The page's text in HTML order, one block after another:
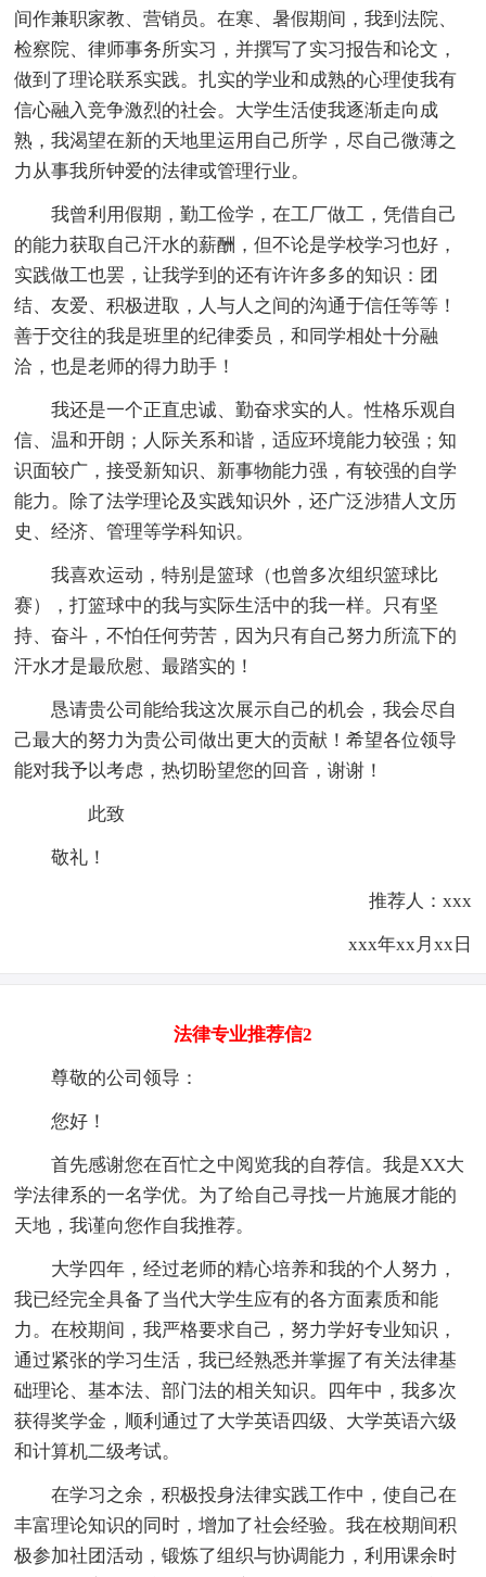
间作兼职家教、营销员。在寒、暑假期间，我到法院、
检察院、律师事务所实习，并撰写了实习报告和论文，
做到了理论联系实践。扎实的学业和成熟的心理使我有
信心融入竞争激烈的社会。大学生活使我逐渐走向成
熟，我渴望在新的天地里运用自己所学，尽自己微薄之
力从事我所钟爱的法律或管理行业。
我曾利用假期，勤工俭学，在工厂做工，凭借自己
的能力获取自己汗水的薪酬，但不论是学校学习也好，
实践做工也罢，让我学到的还有许许多多的知识：团
结、友爱、积极进取，人与人之间的沟通于信任等等！
善于交往的我是班里的纪律委员，和同学相处十分融
洽，也是老师的得力助手！
我还是一个正直忠诚、勤奋求实的人。性格乐观自
信、温和开朗；人际关系和谐，适应环境能力较强；知
识面较广，接受新知识、新事物能力强，有较强的自学
能力。除了法学理论及实践知识外，还广泛涉猎人文历
史、经济、管理等学科知识。
我喜欢运动，特别是篮球（也曾多次组织篮球比
赛），打篮球中的我与实际生活中的我一样。只有坚
持、奋斗，不怕任何劳苦，因为只有自己努力所流下的
汗水才是最欣慰、最踏实的！
恳请贵公司能给我这次展示自己的机会，我会尽自
己最大的努力为贵公司做出更大的贡献！希望各位领导
能对我予以考虑，热切盼望您的回音，谢谢！
此致
敬礼！
推荐人：xxx
xxx年xx月xx日
法律专业推荐信2
尊敬的公司领导：
您好！
首先感谢您在百忙之中阅览我的自荐信。我是XX大
学法律系的一名学优。为了给自己寻找一片施展才能的
天地，我谨向您作自我推荐。
大学四年，经过老师的精心培养和我的个人努力，
我已经完全具备了当代大学生应有的各方面素质和能
力。在校期间，我严格要求自己，努力学好专业知识，
通过紧张的学习生活，我已经熟悉并掌握了有关法律基
础理论、基本法、部门法的相关知识。四年中，我多次
获得奖学金，顺利通过了大学英语四级、大学英语六级
和计算机二级考试。
在学习之余，积极投身法律实践工作中，使自己在
丰富理论知识的同时，增加了社会经验。我在校期间积
极参加社团活动，锻炼了组织与协调能力，利用课余时